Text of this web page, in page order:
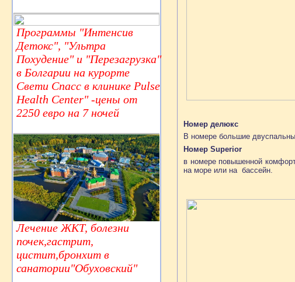
Программы "Интенсив
Детокс", "Ультра
Похудение" и "Перезагрузка"
в Болгарии на курорте
Свети Спасс в клинике Pulse
Health Center" -цены от
2250 евро на 7 ночей
Лечение ЖКТ, болезни
почек,гастрит,
цистит,бронхит в
санатории"Обуховский"
Номер делюкс
В номере большие
Номер Superior
в номере повышенной
на море или на бассейн.